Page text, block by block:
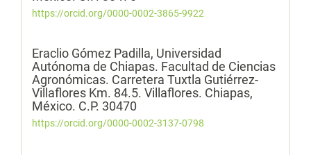
https://orcid.org/0000-0002-3865-9922
Eraclio Gómez Padilla, Universidad
Autónoma de Chiapas. Facultad de Ciencias
Agronómicas. Carretera Tuxtla Gutiérrez-
Villaflores Km. 84.5. Villaflores. Chiapas,
México. C.P. 30470
https://orcid.org/0000-0002-3137-0798